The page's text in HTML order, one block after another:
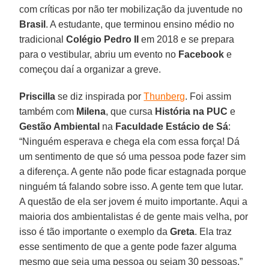
com críticas por não ter mobilização da juventude no
Brasil . A estudante, que terminou ensino médio no
tradicional Colégio Pedro II
em 2018 e se prepara
para o vestibular, abriu um evento no Facebook e
começou daí a organizar a greve.
Priscilla se diz inspirada porThunberg. Foi assim
também com Milena, que cursa História na PUC e
Gestão Ambiental na Faculdade Estácio de Sá:
“Ninguém esperava e chega ela com essa força! Dá
um sentimento de que só uma pessoa pode fazer sim
a diferença. A gente não pode ficar estagnada porque
ninguém tá falando sobre isso. A gente tem que lutar.
A questão de ela ser jovem é muito importante. Aqui a
maioria dos ambientalistas é de gente mais velha, por
isso é tão importante o exemplo daGreta. Ela traz
esse sentimento de que a gente pode fazer alguma
mesmo que seja uma pessoa ou sejam 30 pessoas.”